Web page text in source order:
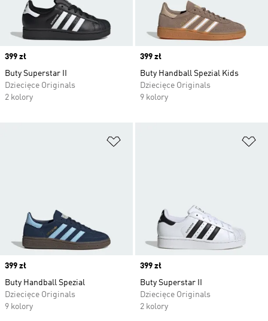
Price
399 zł
Buty Superstar II
Dziecięce Originals
2 kolory
Price
399 zł
Buty Handball Spezial Kids
Dziecięce Originals
9 kolory
Price
399 zł
Buty Handball Spezial
Dziecięce Originals
9 kolory
Price
399 zł
Buty Superstar II
Dziecięce Originals
2 kolory